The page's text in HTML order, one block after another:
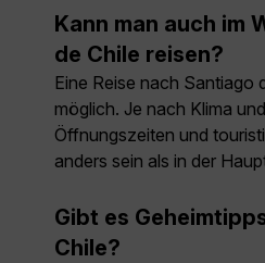
Kann man auch im
de Chile reisen?
Eine Reise nach Santiago
möglich. Je nach Klima
Öffnungszeiten und
anders sein als in der
Gibt es
Chile?